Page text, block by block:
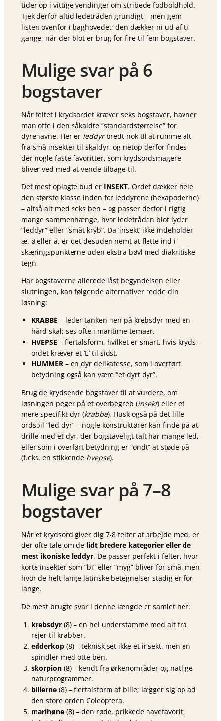
tider op i vittige vendinger om stribede fodboldhold.
Tjek derfor altid ledetråden grundigt – men gem
listen ovenfor i baghovedet; den dækker ni ud af ti
gange, når der blot er brug for fire til fem bogstaver.
Mulige svar på 6
bogstaver
Når feltet i krydsordet kræver seks bogstaver, havner
man ofte i den såkaldte “standard­størrelse” for
dyrenavne. Her er leddyrbredt nok til at rumme alt
fra små insekter til skaldyr, og netop derfor findes
der nogle faste favoritter, som krydsordsmagere
bliver ved med at vende tilbage til.
Det mest oplagte bud er INSEKT. Ordet dækker hele
den største klasse inden for leddyrene (hexapoderne)
– altså alt med seks ben – og passer derfor i rigtig
mange sammenhænge, hvor ledetråden blot lyder
“leddyr” eller “småt kryb”. Da ‘insekt’ ikke indeholder
æ, ø eller å, er det desuden nemt at flette ind i
skæringspunkterne uden ekstra bøvl med diakritiske
tegn.
Har bogstaverne allerede låst begyndelsen eller
slutningen, kan følgende alternativer redde din
løsning:
KRABBE – leder tanken hen på krebsdyr med en
hård skal; ses ofte i maritime temaer.
HVEPSE – flertalsform, hvilket er smart, hvis kryds­
ordet kræver et ‘E’ til sidst.
HUMMER – en dyr delikatesse, som i overført
betydning også kan være “et dyrt dyr”.
Brug de krydsende bogstaver til at vurdere, om
løsningen peger på et overbegreb (insekt) eller et
mere specifikt dyr (krabbe). Husk også på det lille
ordspil “led dyr” – nogle konstruktører kan finde på at
drille med et dyr, der bogstaveligt talt har mange led,
eller som i overført betydning er “ondt” at støde på
(f.eks. en stikkende hvepse).
Mulige svar på 7–8
bogstaver
Når et krydsord giver dig 7-8 felter at arbejde med, er
der ofte tale om de lidt bredere kategorier eller de
mest ikoniske leddyr. De passer perfekt i felter, hvor
korte insekter som “bi” eller “myg” bliver for små, men
hvor de helt lange latinske betegnelser stadig er for
lange.
De mest brugte svar i denne længde er samlet her:
krebsdyr (8) – en hel understamme med alt fra
rejer til krabber.
edderkop (8) – teknisk set ikke et insekt, men en
spindler med otte ben.
skorpion (8) – kendt fra ørkenområder og natlige
naturprogrammer.
billerne (8) – flertalsform af bille; lægger sig op ad
den store orden Coleoptera.
marihøne (8) – den røde, prikkede havefavorit,